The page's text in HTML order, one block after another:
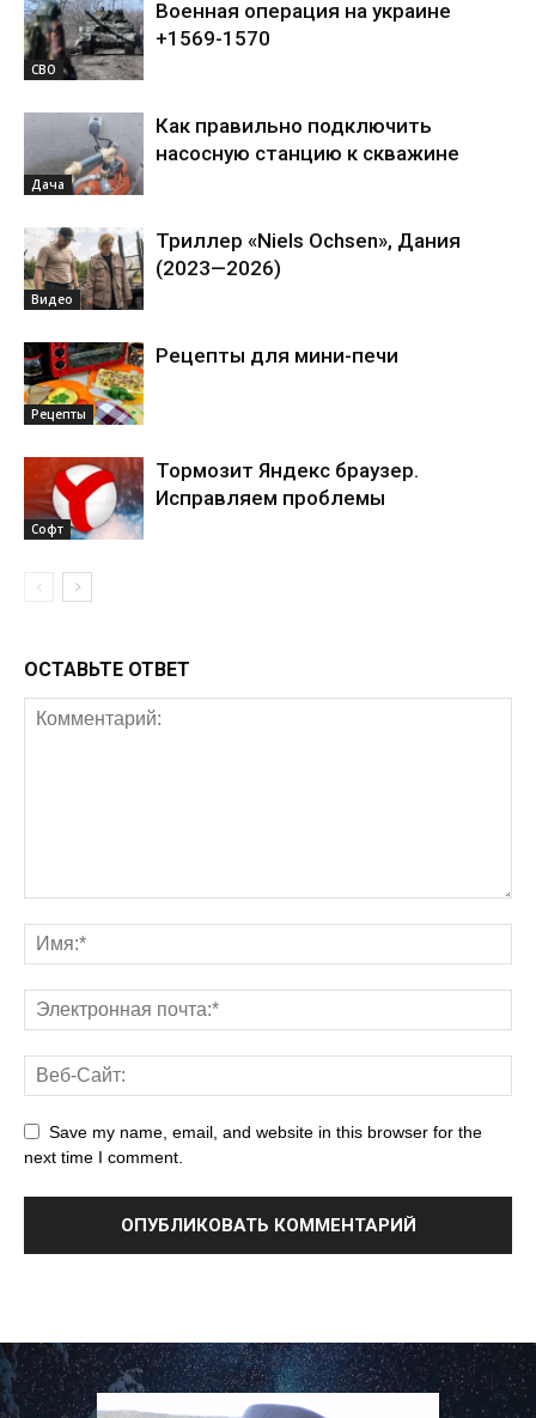
СВО
Военная операция на украине
+1569-1570
Дача
Как правильно подключить
насосную станцию к скважине
Видео
Триллер «Niels Ochsen», Дания
(2023—2026)
Рецепты
Рецепты для мини-печи
Софт
Тормозит Яндекс браузер.
Исправляем проблемы
ОСТАВЬТЕ ОТВЕТ
Save my name, email, and website in this browser for the
next time I comment.